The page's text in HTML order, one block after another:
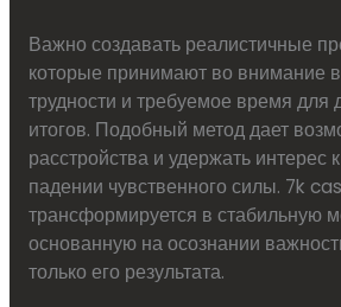
Важно создавать реалистичные
которые принимают во внимание
трудности и требуемое время для
итогов. Подобный метод дает
расстройства и удержать интерес
падении чувственного силы. 7k
трансформируется в стабильную
основанную на осознании
только его результата.